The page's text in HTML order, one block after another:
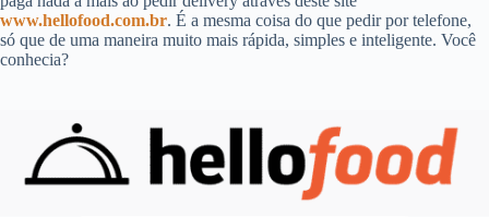
www.hellofood.com.br. É a mesma coisa do que pedir por telefone,
só que de uma maneira muito mais rápida, simples e inteligente. Você
conhecia?